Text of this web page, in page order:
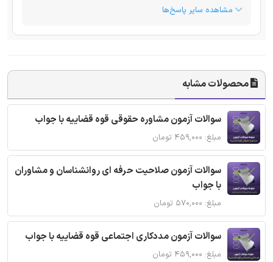
مشاهده سایر پاسخ‌ها
محصولات مشابه
سوالات آزمون مشاوره حقوقی قوه قضاییه با جواب
مبلغ: ۴۵۹,۰۰۰ تومان
سوالات آزمون صلاحیت حرفه ای روانشناسان و مشاوران
با جواب
مبلغ: ۵۷۰,۰۰۰ تومان
سوالات آزمون مددکاری اجتماعی قوه قضاییه با جواب
مبلغ: ۴۵۹,۰۰۰ تومان